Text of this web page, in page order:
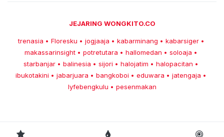
JEJARING WONGKITO.CO
trenasia • Floresku • jogjaaja • kabarminang • kabarsiger •
makassarinsight • potretutara • hallomedan • soloaja •
starbanjar • balinesia • sijori • halojatim • halopacitan •
ibukotakini • jabarjuara • bangkoboi • eduwara • jatengaja •
lyfebengkulu • pesenmakan